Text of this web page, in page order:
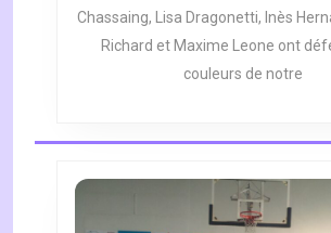
Chassaing, Lisa Dragonetti, Inès
Richard et Maxime Leone ont
couleurs de notre